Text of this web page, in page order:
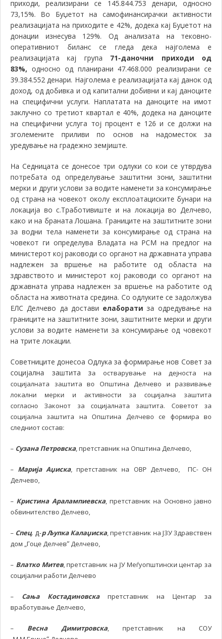
приходи, реализирани се 145.844.753 денари, односно
73,15%. Во Буџетот на самофинансирачки активности
реализацијата на приходите е 42%, додека кај Буџетот на
донации изнесува 129%. Од анализата на тековно-
оперативниот биланс се гледа дека најголема е
реализацијата кај група 71-даночни приходи од
83%, односно од планирани 47.468.000 реализирани се
39.384.552 денари. Најголема е реализацијата кај данок од
доход, од добивка и од капитални добивни и кај даноците
на специфични услуги. Наплатата на даноците на имот
заклучно со третиот квартал е 40%, додека на даноците
на специфични услуга тој процент е 126 и се должи на
зголемените приливи по основ на надоместок за
уредување на градежно земјиште.
На Седницата се донесое три одлуки со кои се утврдува
потребата од определување заштитни зони,заштитни
мерки и други услови за водите наменети за консумирање
од страна на човекот околу експлоатациските бунари на
локација во с.Тработивиште и на локација во Делчево,
како и на браната Лошана. Границите на заштитните зони
за водни тела наменети за консумирање од страна на
човекот ги определува Владата на РСМ на предлог на
министерот кој раководи со органот на државната управа
надлежен за вршење на работите од областа на
здравството и министерот кој раководи со органот на
државната управа надлежен за вршење на работите од
областа на животната средина. Со одлуките се задолжува
ЕЛС Делчево да достави елаборати за одредување на
границите на заштитните зони, заштитните мерки и други
услови за водите наменети за консумирање од човекот
на трите локации.
Советниците донесоа Одлука за формирање нов Совет за
социјална заштита за остварување на дејноста на
социјалната заштита во Општина Делчево и развивање
локални мерки и активности за социјална заштита
согласно Законот за социјалната заштита. Советот за
социјална заштита на Општина Делчево се формира во
следниот состав:
– Сузана Петровска, претставник на Општина Делчево,
– Марија Аџиска, претставник на ОВР Делчево, ПС- ОН
Делчево,
– Кристина Аралампиевска, претставник на Основно јавно
обвинителство Делчево,
– Спец. д-р Љупка Калаџиска, претставник на ЈЗУ Здравствен
дом „Гоце Делчев“Делчево,
– Влатко Митев, претставник на ЈУ Меѓуопштински центар за
социјални работи Делчево
– Сања Костадиновска претставник на Центар за
вработување Делчево,
– Весна Димитровска, претставник на СОУ